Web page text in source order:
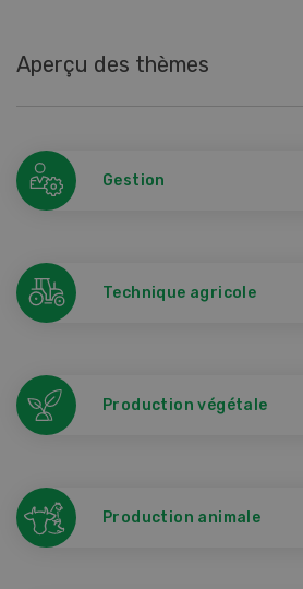
Aperçu des thèmes
Gestion
Technique agricole
Production végétale
Production animale